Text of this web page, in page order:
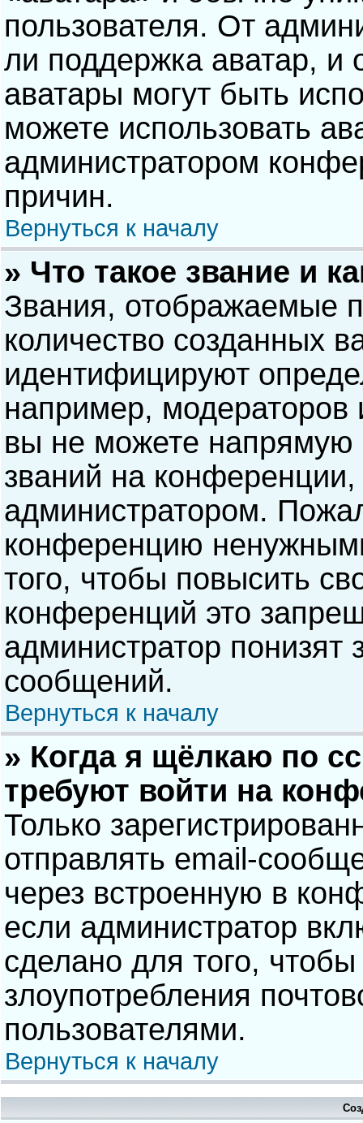
пользователя. От
ли поддержка аватар, и
аватары могут быть
можете использовать
администратором
причин.
Вернуться к началу
» Что такое звание и
Звания, отображаемые
количество созданных
идентифицируют
например,
вы не можете напрямую
званий на
администратором.
конференцию
того, чтобы повысить
конференций это
администратор понизят
сообщений.
Вернуться к началу
» Когда я щёлкаю по
требуют войти на
Только
отправлять email-
через встроенную в
если администратор
сделано для того, чтобы
злоупотребления
пользователями.
Вернуться к началу